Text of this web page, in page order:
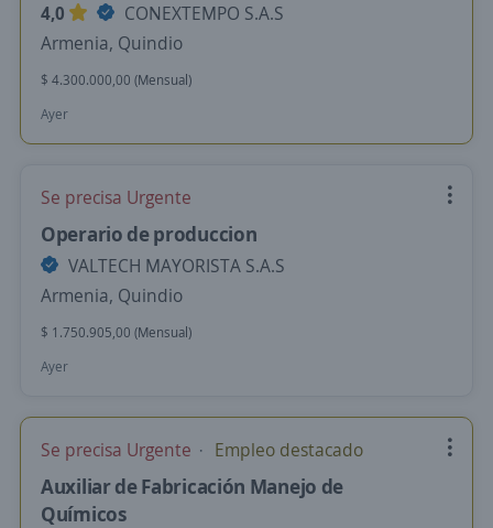
4,0
CONEXTEMPO S.A.S
Armenia, Quindio
$ 4.300.000,00 (Mensual)
Ayer
Se precisa Urgente
Operario de produccion
VALTECH MAYORISTA S.A.S
Armenia, Quindio
$ 1.750.905,00 (Mensual)
Ayer
Se precisa Urgente Empleo destacado
Auxiliar de Fabricación Manejo de
Químicos